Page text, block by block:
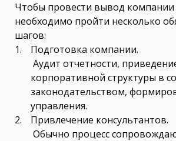
Чтобы провести вывод компании
необходимо пройти несколько
шагов:
Подготовка компании.
Аудит отчетности,
корпоративной структуры в
законодательством,
управления.
Привлечение консультантов.
Обычно процесс